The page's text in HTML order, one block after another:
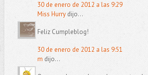
30 de enero de 2012 a las 9:29
Miss Hurrydijo...
Feliz Cumpleblog!
30 de enero de 2012 a las 9:51
m dijo...